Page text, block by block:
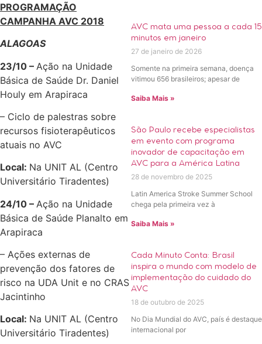
PROGRAMAÇÃO
CAMPANHA AVC 2018
ALAGOAS
23/10 – Ação na Unidade
Básica de Saúde Dr. Daniel
Houly em Arapiraca
– Ciclo de palestras sobre
recursos fisioterapêuticos
atuais no AVC
Local: Na UNIT AL (Centro
Universitário Tiradentes)
24/10 – Ação na Unidade
Básica de Saúde Planalto em
Arapiraca
– Ações externas de
prevenção dos fatores de
risco na UDA Unit e no CRAS
Jacintinho
Local: Na UNIT AL (Centro
Universitário Tiradentes)
AVC mata uma pessoa a cada 15
minutos em janeiro
27 de janeiro de 2026
Somente na primeira semana, doença
vitimou 656 brasileiros; apesar de
Saiba Mais »
São Paulo recebe especialistas
em evento com programa
inovador de capacitação em
AVC para a América Latina
28 de novembro de 2025
Latin America Stroke Summer School
chega pela primeira vez à
Saiba Mais »
Cada Minuto Conta: Brasil
inspira o mundo com modelo de
implementação do cuidado do
AVC
18 de outubro de 2025
No Dia Mundial do AVC, país é destaque
internacional por